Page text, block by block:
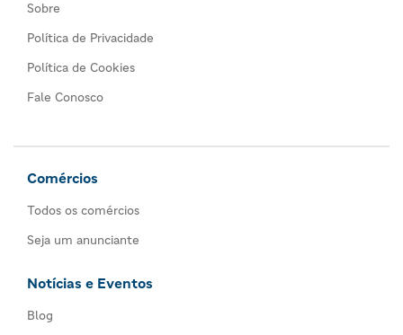
Sobre
Política de Privacidade
Política de Cookies
Fale Conosco
Comércios
Todos os comércios
Seja um anunciante
Notícias e Eventos
Blog